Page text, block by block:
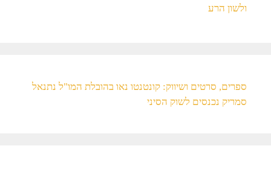
ולשון הרע
ספרים, סרטים ושיווק: קונטנטו נאו בהובלת המו"ל נתנאל
סמריק נכנסים לשוק הסיני​